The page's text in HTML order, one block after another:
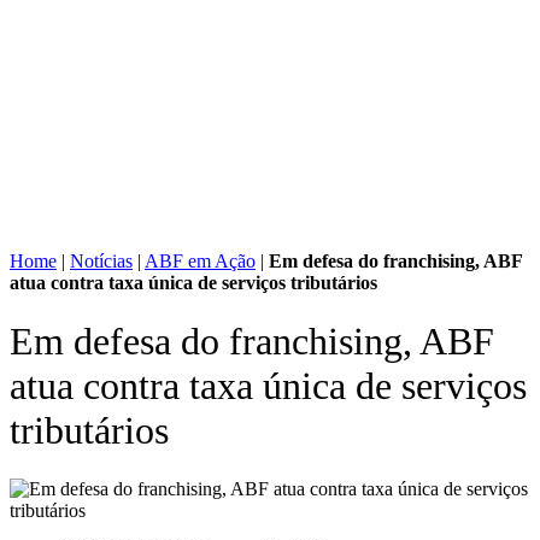
Home | Notícias | ABF em Ação | Em defesa do franchising, ABF
atua contra taxa única de serviços tributários
Em defesa do franchising, ABF
atua contra taxa única de serviços
tributários